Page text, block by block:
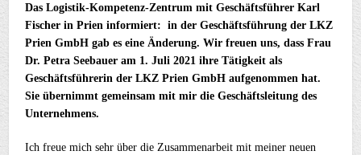
Das Logistik-Kompetenz-Zentrum mit Geschäftsführer Karl
Fischer in Prien informiert: in der Geschäftsführung der LKZ
Prien GmbH gab es eine Änderung. Wir freuen uns, dass Frau
Dr. Petra Seebauer am 1. Juli 2021 ihre Tätigkeit als
Geschäftsführerin der LKZ Prien GmbH aufgenommen hat.
Sie übernimmt gemeinsam mit mir die Geschäftsleitung des
Unternehmens.
Ich freue mich sehr über die Zusammenarbeit mit meiner neuen